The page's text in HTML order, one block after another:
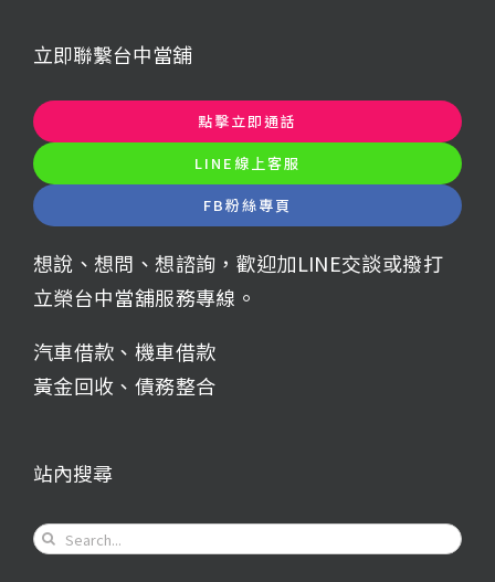
立即聯繫台中當舖
點擊立即通話
LINE線上客服
FB粉絲專頁
想說、想問、想諮詢，歡迎加LINE交談或撥打
立榮台中當舖服務專線。
汽車借款 、 機車借款
黃金回收 、 債務整合
站內搜尋
Search